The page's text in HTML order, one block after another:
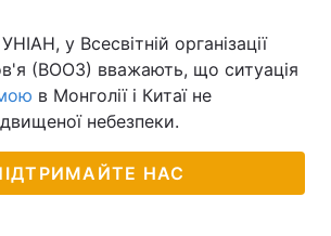
у Всесвітній організації
(ВООЗ) вважають, що ситуація
в Монголії і Китаї не
небезпеки.
НАС